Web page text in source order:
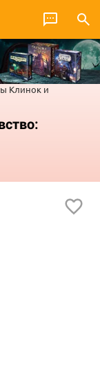
Клинок и